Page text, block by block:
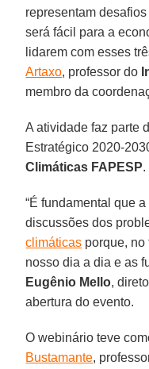
representam
será fácil para a
lidarem com esses
Artaxo, professor do
membro da
A atividade faz parte
Estratégico 2020-
Climáticas FAPESP.
“É fundamental que
discussões dos
climáticas porque, no
nosso dia a dia e as
Eugênio Mello,
abertura do evento.
O webinário teve
Bustamante,